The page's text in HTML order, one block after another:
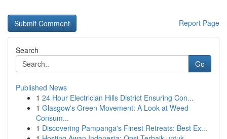
Report Page
Search
Go
Published News
1 24 Hour Electrician Hills District Ensuring Con...
1 Glasgow's Green Movement: A Look at Weed
Consum...
1 Discovering Pampanga's Finest Retreats: Best Ex...